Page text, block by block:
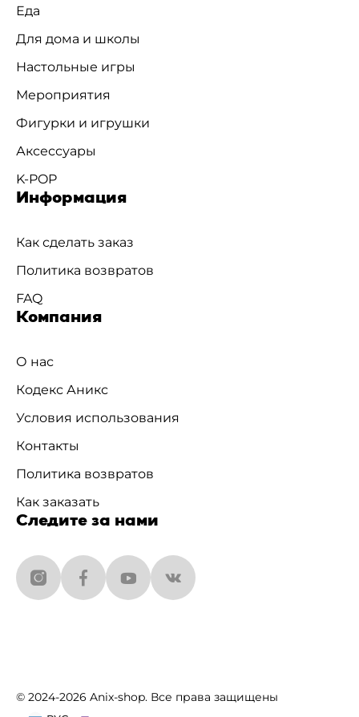
Еда
Для дома и школы
Настольные игры
Мероприятия
Фигурки и игрушки
Аксессуары
K-POP
Информация
Как сделать заказ
Политика возвратов
FAQ
Компания
О нас
Кодекс Аникс
Условия использования
Контакты
Политика возвратов
Как заказать
Следите за нами
© 2024-2026 Anix-shop. Все права защищены